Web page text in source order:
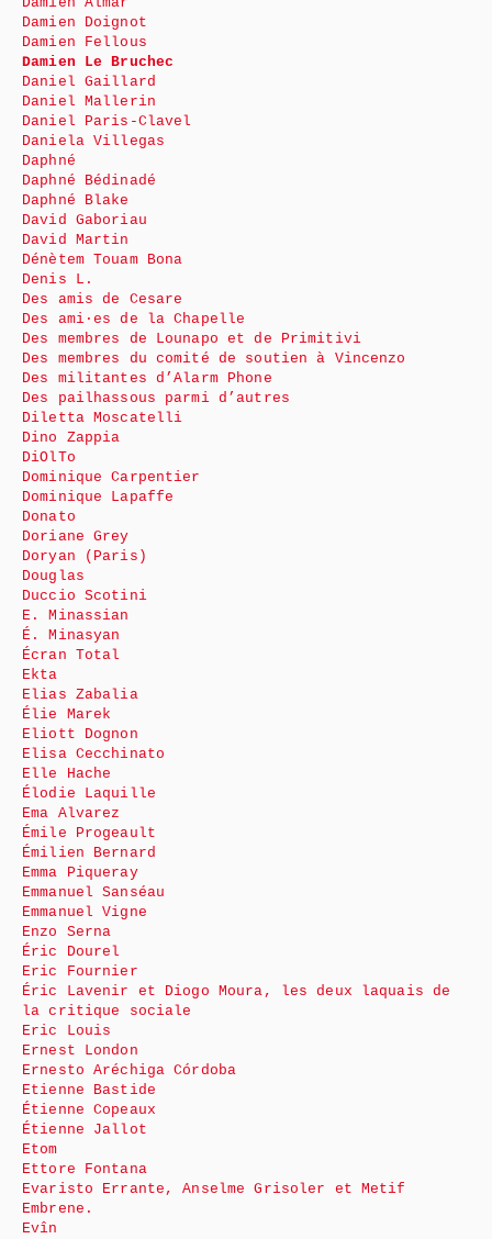
Damien Doignot
Damien Fellous
Damien Le Bruchec
Daniel Gaillard
Daniel Mallerin
Daniel Paris-Clavel
Daniela Villegas
Daphné
Daphné Bédinadé
Daphné Blake
David Gaboriau
David Martin
Dénètem Touam Bona
Denis L.
Des amis de Cesare
Des ami·es de la Chapelle
Des membres de Lounapo et de Primitivi
Des membres du comité de soutien à Vincenzo
Des militantes d’Alarm Phone
Des pailhassous parmi d’autres
Diletta Moscatelli
Dino Zappia
DiOlTo
Dominique Carpentier
Dominique Lapaffe
Donato
Doriane Grey
Doryan (Paris)
Douglas
Duccio Scotini
E. Minassian
É. Minasyan
Écran Total
Ekta
Elias Zabalia
Élie Marek
Eliott Dognon
Elisa Cecchinato
Elle Hache
Élodie Laquille
Ema Alvarez
Émile Progeault
Émilien Bernard
Emma Piqueray
Emmanuel Sanséau
Emmanuel Vigne
Enzo Serna
Éric Dourel
Eric Fournier
Éric Lavenir et Diogo Moura, les deux laquais de
la critique sociale
Eric Louis
Ernest London
Ernesto Aréchiga Córdoba
Etienne Bastide
Étienne Copeaux
Étienne Jallot
Etom
Ettore Fontana
Evaristo Errante, Anselme Grisoler et Metif
Embrene.
Evîn